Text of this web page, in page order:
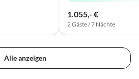
1.055,- €
2 Gäste / 7 Nächte
Alle anzeigen